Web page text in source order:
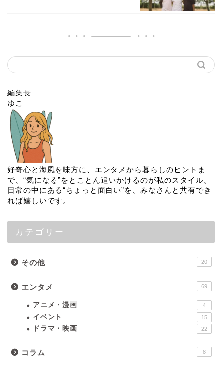
編集長
ゆこ
好奇心と海風を味方に、エンタメから暮らしのヒントま
で、“気になる”をとことん追いかけるのが私のスタイル。
日常の中にある“ちょっと面白い”を、みなさんと共有でき
れば嬉しいです。
カテゴリー
その他 20
エンタメ 69
アニメ・漫画 4
イベント 15
ドラマ・映画 22
コラム 8